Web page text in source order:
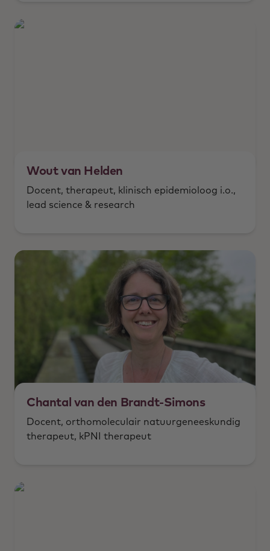
Wout van Helden
Docent, therapeut, klinisch epidemioloog i.o.,
lead science & research
Chantal van den Brandt-Simons
Docent, orthomoleculair natuurgeneeskundig
therapeut, kPNI therapeut